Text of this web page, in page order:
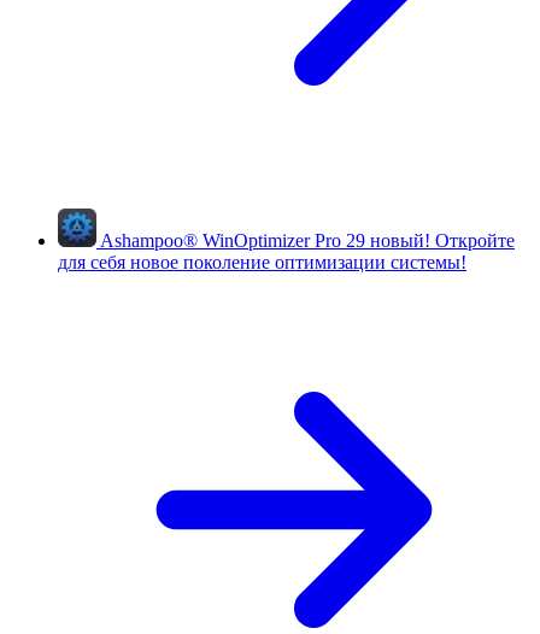
Ashampoo® WinOptimizer Pro 29 новый! Откройте
для себя новое поколение оптимизации системы!